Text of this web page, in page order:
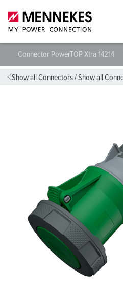
Connector PowerTOP Xtra 14214
Show all Connectors/Show all